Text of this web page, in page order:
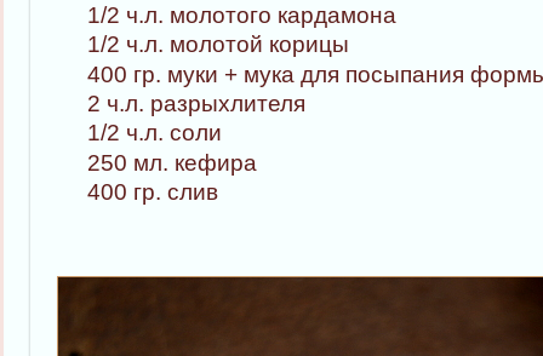
1/2 ч.л. молотого кардамона
1/2 ч.л. молотой корицы
400 гр. муки + мука для посыпания
2 ч.л. разрыхлителя
1/2 ч.л. соли
250 мл. кефира
400 гр. слив